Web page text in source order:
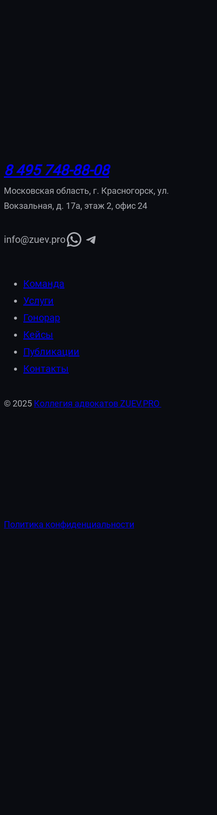
8 495 748-88-08
Московская область, г. Красногорск, ул.
Вокзальная, д. 17а, этаж 2, офис 24
info@zuev.proWhatsApp Telegram
Команда
Услуги
Гонорар
Кейсы
Публикации
Контакты
© 2025 Коллегия адвокатов ZUEV.PRO
Политика конфиденциальности